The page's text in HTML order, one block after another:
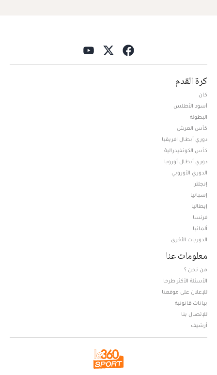
كرة القدم
كان
أسود الأطلس
البطولة
كأس العرش
دوري أبطال افريقيا
كأس الكونفيدرالية
دوري أبطال أوروبا
الدوري الأوروبي
إنجلترا
إسبانيا
إيطاليا
فرنسا
ألمانيا
الدوريات الأخرى
معلومات عنا
من نحن ؟
الأسئلة الأكثر طرحا
للإعلان على موقعنا
بيانات قانونية
للإتصال بنا
أرشيف